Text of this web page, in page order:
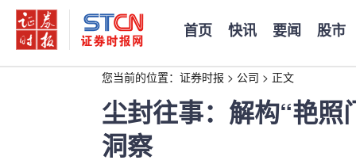
首页 快讯 要闻 股市
您当前的位置： 证券时报 > 公司 > 正文
尘封往事：解构“艳
洞察